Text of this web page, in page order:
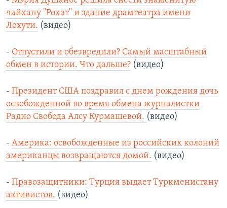
чайхану "Рохат" и здание драмтеатра имени
Лохути. (видео)
- Отпустили и обезвредили? Самый масштабный
обмен в истории. Что дальше? (видео)
- Президент США поздравил с днем рождения дочь
освобожденной во время обмена журналистки
Радио Свобода Алсу Курмашевой. (видео)
- Америка: освобожденные из российских колоний
американцы возвращаются домой. (видео)
- Правозащитники: Турция выдает Туркменистану
активистов. (видео)